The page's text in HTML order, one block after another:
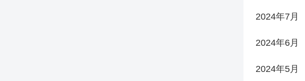
2024年7月
2024年6月
2024年5月